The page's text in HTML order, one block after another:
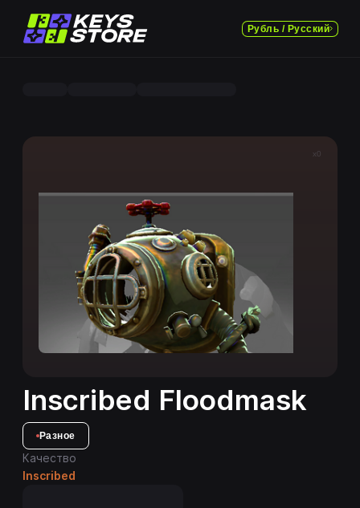
Рубль / Русский
x0
Inscribed Floodmask
Разное
Качество
Inscribed